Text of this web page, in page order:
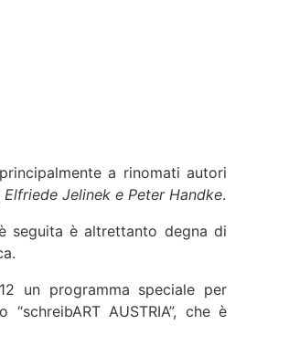
a rinomati autori
Jelinek e Peter Handke.
seguita è altrettanto degna di
un programma speciale per
AUSTRIA”, che è